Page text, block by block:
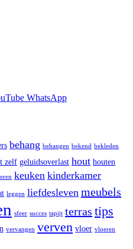
WhatsApp
behang behangen bekend bekleden
zelf geluidsoverlast hout houten
keuken kinderkamer
leggen liefdesleven meubels
sfeer succes tapijt terras tips
vervangen verven vloer vloeren